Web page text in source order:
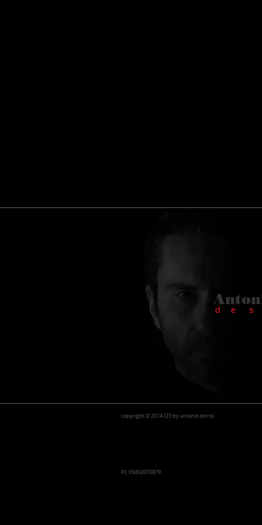
d e s
copyright©2014 /23 by antonio torrisi
P.I. 03492070879